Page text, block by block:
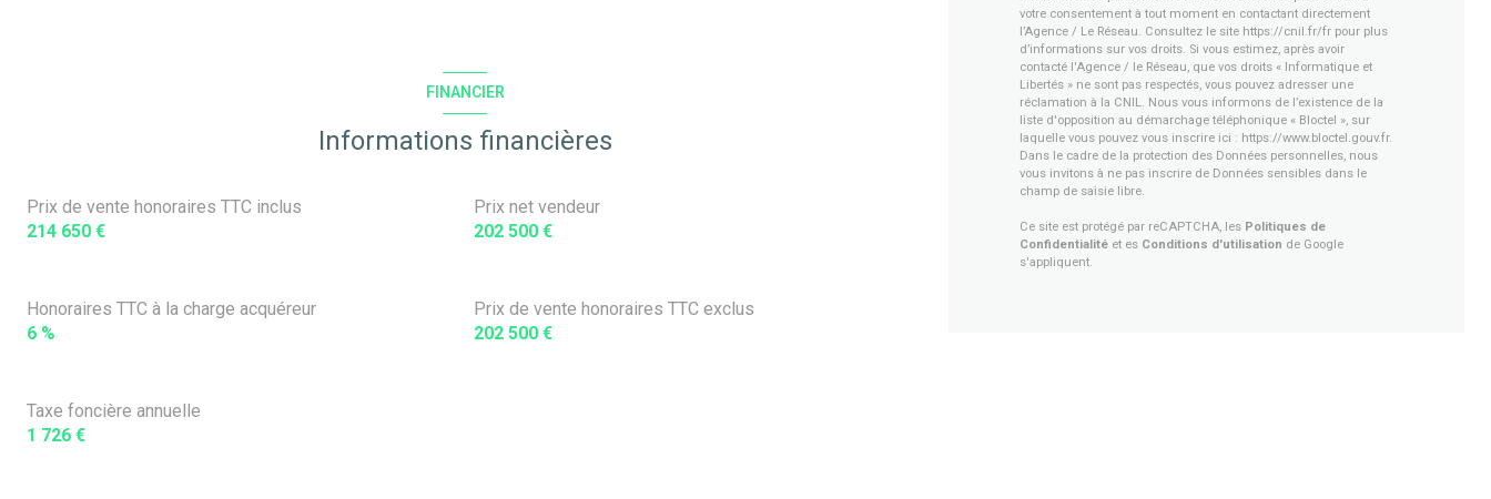
FINANCIER
Informations financières
Prix de vente honoraires TTC inclus
214 650 €
Prix net vendeur
202 500 €
Prix de vente honoraires TTC exclus
202 500 €
Honoraires TTC à la charge acquéreur
6 %
Taxe foncière annuelle
1 726 €
votre consentement à tout moment en contactant directement
l’Agence / Le Réseau. Consultez le site https://cnil.fr/frpour plus
d’informations sur vos droits. Si vous estimez, après avoir
contacté l'Agence / le Réseau, que vos droits « Informatique et
Libertés » ne sont pas respectés, vous pouvez adresser une
réclamation à la CNIL. Nous vous informons de l’existence de la
liste d'opposition au démarchage téléphonique « Bloctel », sur
laquelle vous pouvez vous inscrire ici : https://www.bloctel.gouv.fr.
Dans le cadre de la protection des Données personnelles, nous
vous invitons à ne pas inscrire de Données sensibles dans le
champ de saisie libre.
Ce site est protégé par reCAPTCHA, les Politiques de
Confidentialitéet es Conditions d'utilisation de Google
s'appliquent.